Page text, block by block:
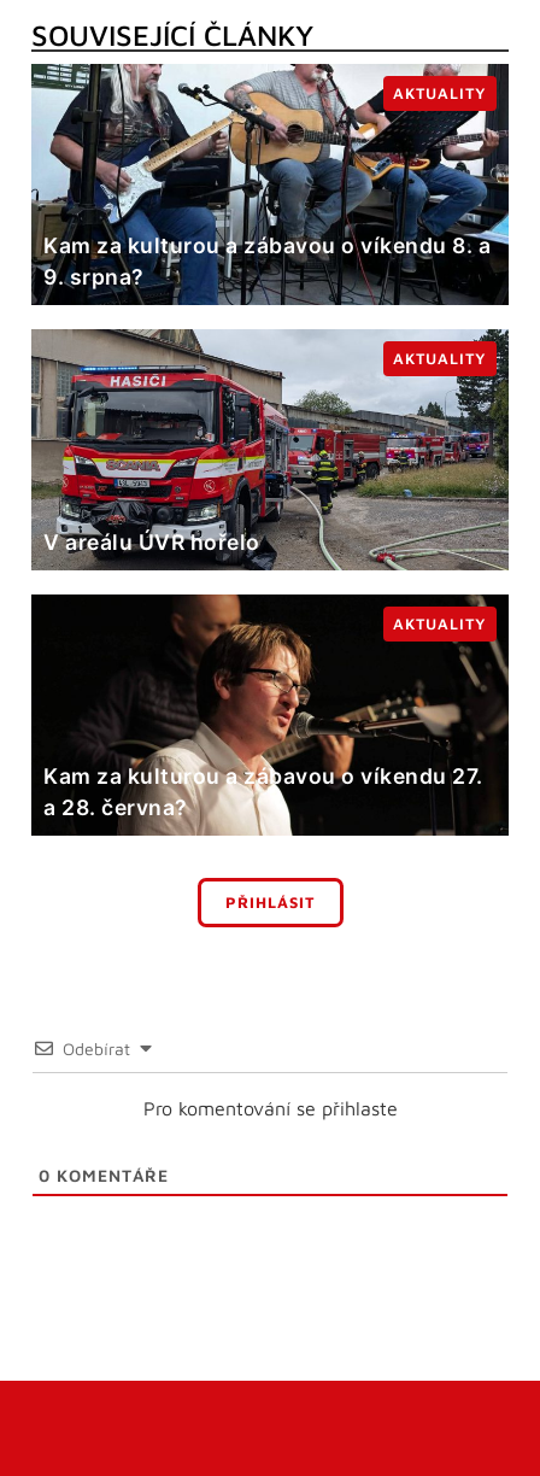
SOUVISEJÍCÍ ČLÁNKY
Kam za kulturou a zábavou o víkendu 8. a
9. srpna?
AKTUALITY
V areálu ÚVR hořelo
AKTUALITY
Kam za kulturou a zábavou o víkendu 27.
a 28. června?
AKTUALITY
PŘIHLÁSIT
Odebírat
Pro komentování se přihlaste
0 KOMENTÁŘE